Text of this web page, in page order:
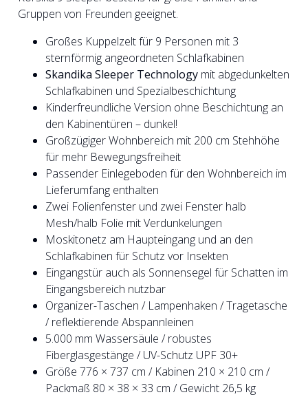
Gruppen von Freunden geeignet.
Großes Kuppelzelt für 9 Personen mit 3
sternförmig angeordneten Schlafkabinen
Skandika Sleeper Technology mit abgedunkelten
Schlafkabinen und Spezialbeschichtung
Kinderfreundliche Version ohne Beschichtung an
den Kabinentüren – dunkel!
Großzügiger Wohnbereich mit 200 cm Stehhöhe
für mehr Bewegungsfreiheit
Passender Einlegeboden für den Wohnbereich im
Lieferumfang enthalten
Zwei Folienfenster und zwei Fenster halb
Mesh/halb Folie mit Verdunkelungen
Moskitonetz am Haupteingang und an den
Schlafkabinen für Schutz vor Insekten
Eingangstür auch als Sonnensegel für Schatten im
Eingangsbereich nutzbar
Organizer-Taschen / Lampenhaken / Tragetasche
/ reflektierende Abspannleinen
5.000 mm Wassersäule / robustes
Fiberglasgestänge / UV-Schutz UPF 30+
Größe 776 × 737 cm / Kabinen 210 × 210 cm /
Packmaß 80 × 38 × 33 cm / Gewicht 26,5 kg